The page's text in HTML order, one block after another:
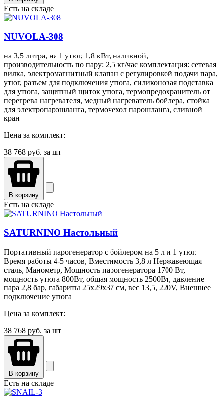
Есть на складе
NUVOLA-308
на 3,5 литра, на 1 утюг, 1,8 кВт, наливной,
производительность по пару: 2,5 кг/час комплектация: сетевая
вилка, электромагнитный клапан с регулировкой подачи пара,
утюг, разъем для подключения утюга, силиконовая подставка
для утюга, защитный щиток утюга, термопредохранитель от
перегрева нагревателя, медный нагреватель бойлера, стойка
для электропарошланга, термочехол парошланга, сливной
кран
Цена за комплект:
38 768 руб. за шт
В корзину
Есть на складе
SATURNINO Настольный
Портативный парогенератор с бойлером на 5 л и 1 утюг.
Время работы 4-5 часов, Вместимость 3,8 л Нержавеющая
сталь, Манометр, Мощность парогенератора 1700 Вт,
мощность утюга 800Вт, общая мощность 2500Вт, давление
пара 2,8 бар, габариты 25х29х37 см, вес 13,5, 220V, Внешнее
подключение утюга
Цена за комплект:
38 768 руб. за шт
В корзину
Есть на складе